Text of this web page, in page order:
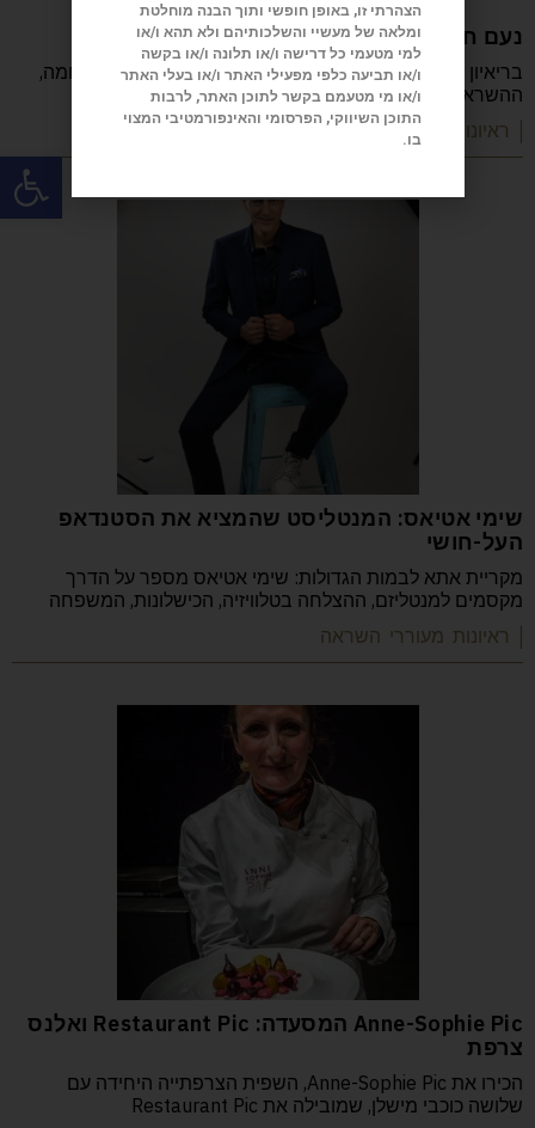
נעם חורב: הכתיבה המשפחה והישראליות
בריאיון מיוחד מספר נעם חורב על הכתיבה, ההורות, המלחמה,
ההשראה, הקריירה והדרך שהפכה אותו לאחד
| ראיונות מעוררי השראה
שימי אטיאס: המנטליסט שהמציא את הסטנדאפ
העל-חושי
מקריית אתא לבמות הגדולות: שימי אטיאס מספר על הדרך
מקסמים למנטליזם, ההצלחה בטלוויזיה, הכישלונות, המשפחה
| ראיונות מעוררי השראה
Anne-Sophie Pic המסעדה: Restaurant Pic ואלנס
צרפת
הכירו את Anne-Sophie Pic, השפית הצרפתייה היחידה עם
שלושה כוכבי מישלן, שמובילה את Restaurant Pic
הצהרתי זו, באופן חופשי ותוך הבנה מוחלטת
ומלאה של מעשיי והשלכותיהם ולא תהא ו/או
למי מטעמי כל דרישה ו/או תלונה ו/או בקשה
ו/או תביעה כלפי מפעילי האתר ו/או בעלי האתר
ו/או מי מטעמם בקשר לתוכן האתר, לרבות
התוכן השיווקי, הפרסומי והאינפורמטיבי המצוי
בו.